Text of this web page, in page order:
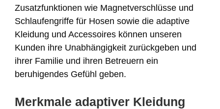
Zusatzfunktionen wie Magnetverschlüsse und
Schlaufengriffe für Hosen sowie die adaptive
Kleidung und Accessoires können unseren
Kunden ihre Unabhängigkeit zurückgeben und
ihrer Familie und ihren Betreuern ein
beruhigendes Gefühl geben.
Merkmale adaptiver Kleidung